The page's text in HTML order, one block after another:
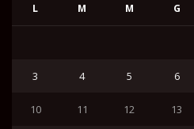
L M M G
3 4 5 6
10 11 12 13